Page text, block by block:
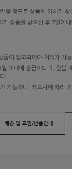
할 정도로 상품의 가치가 상
상품을 받으신 후 7일이내
품이 입고되어야 처리가 가능
이내에 송금이되며, 환불
.
가능하나, 카드사에 따라
배송 및 교환/반품안내